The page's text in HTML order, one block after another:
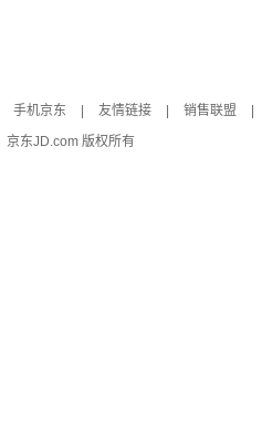
手机京东 友情链接 销售联盟
京东JD.com 版权所有